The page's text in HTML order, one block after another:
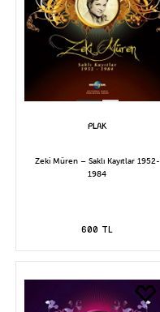
Zeki Müren – Saklı Kayıtlar 1952-
1984
600 TL